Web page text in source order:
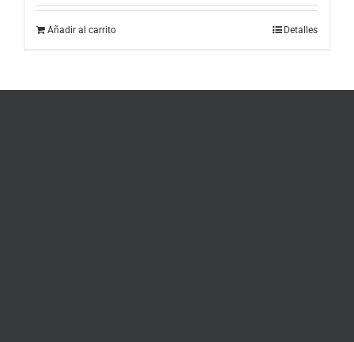
Añadir al carrito Detalles